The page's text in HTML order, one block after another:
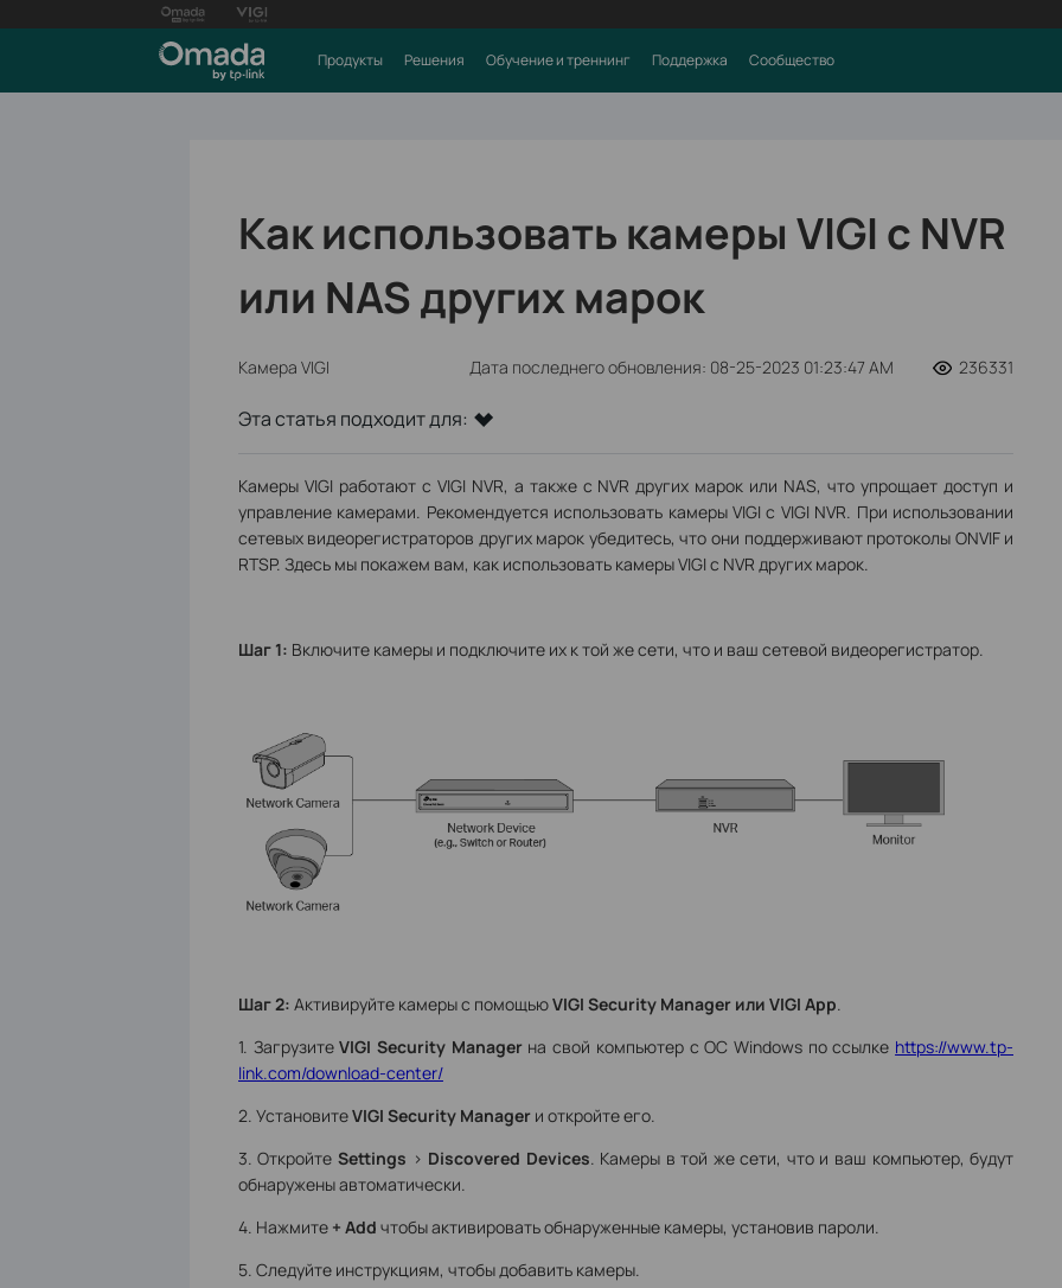
Продукты Решения Обучение и треннинг Поддержка Сообщество
Как использовать камеры VIGI с NVR
или NAS других марок
Камера VIGI Дата последнего обновления: 08-25-2023 01:23:47 AM 236331
Эта статья подходит для:
Камеры VIGI работают с VIGI NVR, а также с NVR других марок или NAS, что упрощает доступ и
управление камерами. Рекомендуется использовать камеры VIGI с VIGI NVR. При использовании
сетевых видеорегистраторов других марок убедитесь, что они поддерживают протоколы ONVIF и
RTSP. Здесь мы покажем вам, как использовать камеры VIGI с NVR других марок.
Шаг 1: Включите камеры и подключите их к той же сети, что и ваш сетевой видеорегистратор.
Шаг 2: Активируйте камеры с помощьюVIGI Security Manager или VIGI App.
1. ЗагрузитеVIGI Security Managerна свой компьютер с ОС Windows по ссылке https://www.tp-
link.com/download-center/
2. УстановитеVIGI Security Managerи откройте его.
3. ОткройтеSettings > Discovered Devices. Камеры в той же сети, что и ваш компьютер, будут
обнаружены автоматически.
4. Нажмите + Add чтобы активировать обнаруженные камеры, установив пароли.
5. Следуйте инструкциям, чтобы добавить камеры.